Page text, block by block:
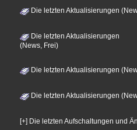
Die letzten Aktualisierungen
Die letzten Aktualisierungen
(News, Frei)
Die letzten Aktualisierungen
Die letzten Aktualisierungen
[+] Die letzten Aufschaltungen und